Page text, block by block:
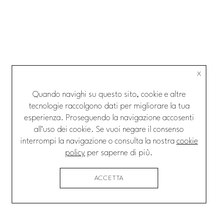
X
Quando navighi su questo sito, cookie e altre
tecnologie raccolgono dati per migliorare la tua
esperienza. Proseguendo la navigazione accosenti
all'uso dei cookie. Se vuoi negare il consenso
interrompi la navigazione o consulta la nostra cookie
policy per saperne di più.
ACCETTA